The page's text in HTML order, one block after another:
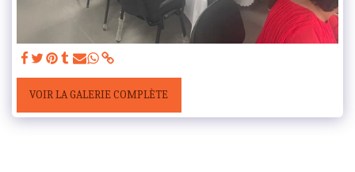
VOIR LA GALERIE COMPLÈTE